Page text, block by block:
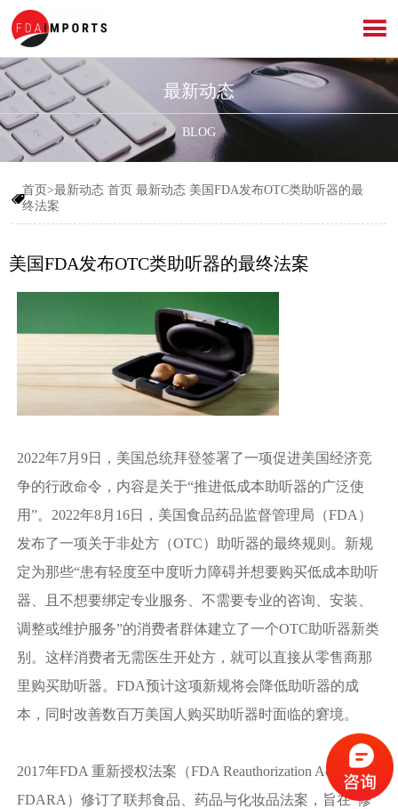

最新动态
BLOG

首页>最新动态首页 最新动态 美国FDA发布OTC类助听器的最
终法案
美国FDA发布OTC类助听器的最终法案
2022年7月9日，美国总统拜登签署了一项促进美国经济竞
争的行政命令，内容是关于“推进低成本助听器的广泛使
用”。2022年8月16日，美国食品药品监督管理局（FDA）
发布了一项关于非处方（OTC）助听器的最终规则。新规
定为那些“患有轻度至中度听力障碍并想要购买低成本助听
器、且不想要绑定专业服务、不需要专业的咨询、安装、
调整或维护服务”的消费者群体建立了一个OTC助听器新类
别。这样消费者无需医生开处方，就可以直接从零售商那
里购买助听器。FDA预计这项新规将会降低助听器的成
本，同时改善数百万美国人购买助听器时面临的窘境。
2017年FDA 重新授权法案（FDA Reauthorization Act，简称
FDARA）修订了联邦食品、药品与化妆品法案，旨在“修